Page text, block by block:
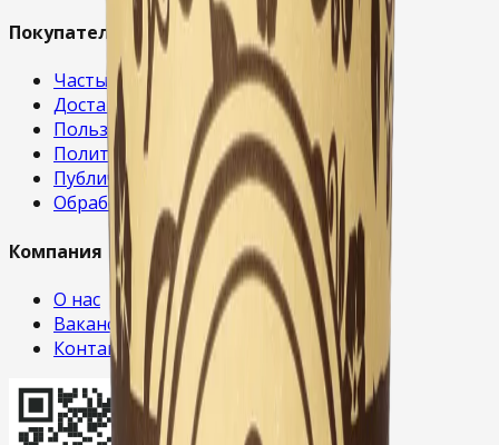
Покупателям
Частые вопросы
Доставка и оплата
Пользовательское соглашение
Политика конфиденциальности
Публичная оферта
Обработка cookies
Компания
О нас
Вакансии
Контакты